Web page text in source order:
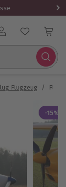
Benutzerkonto
Flugzeug /
-15%